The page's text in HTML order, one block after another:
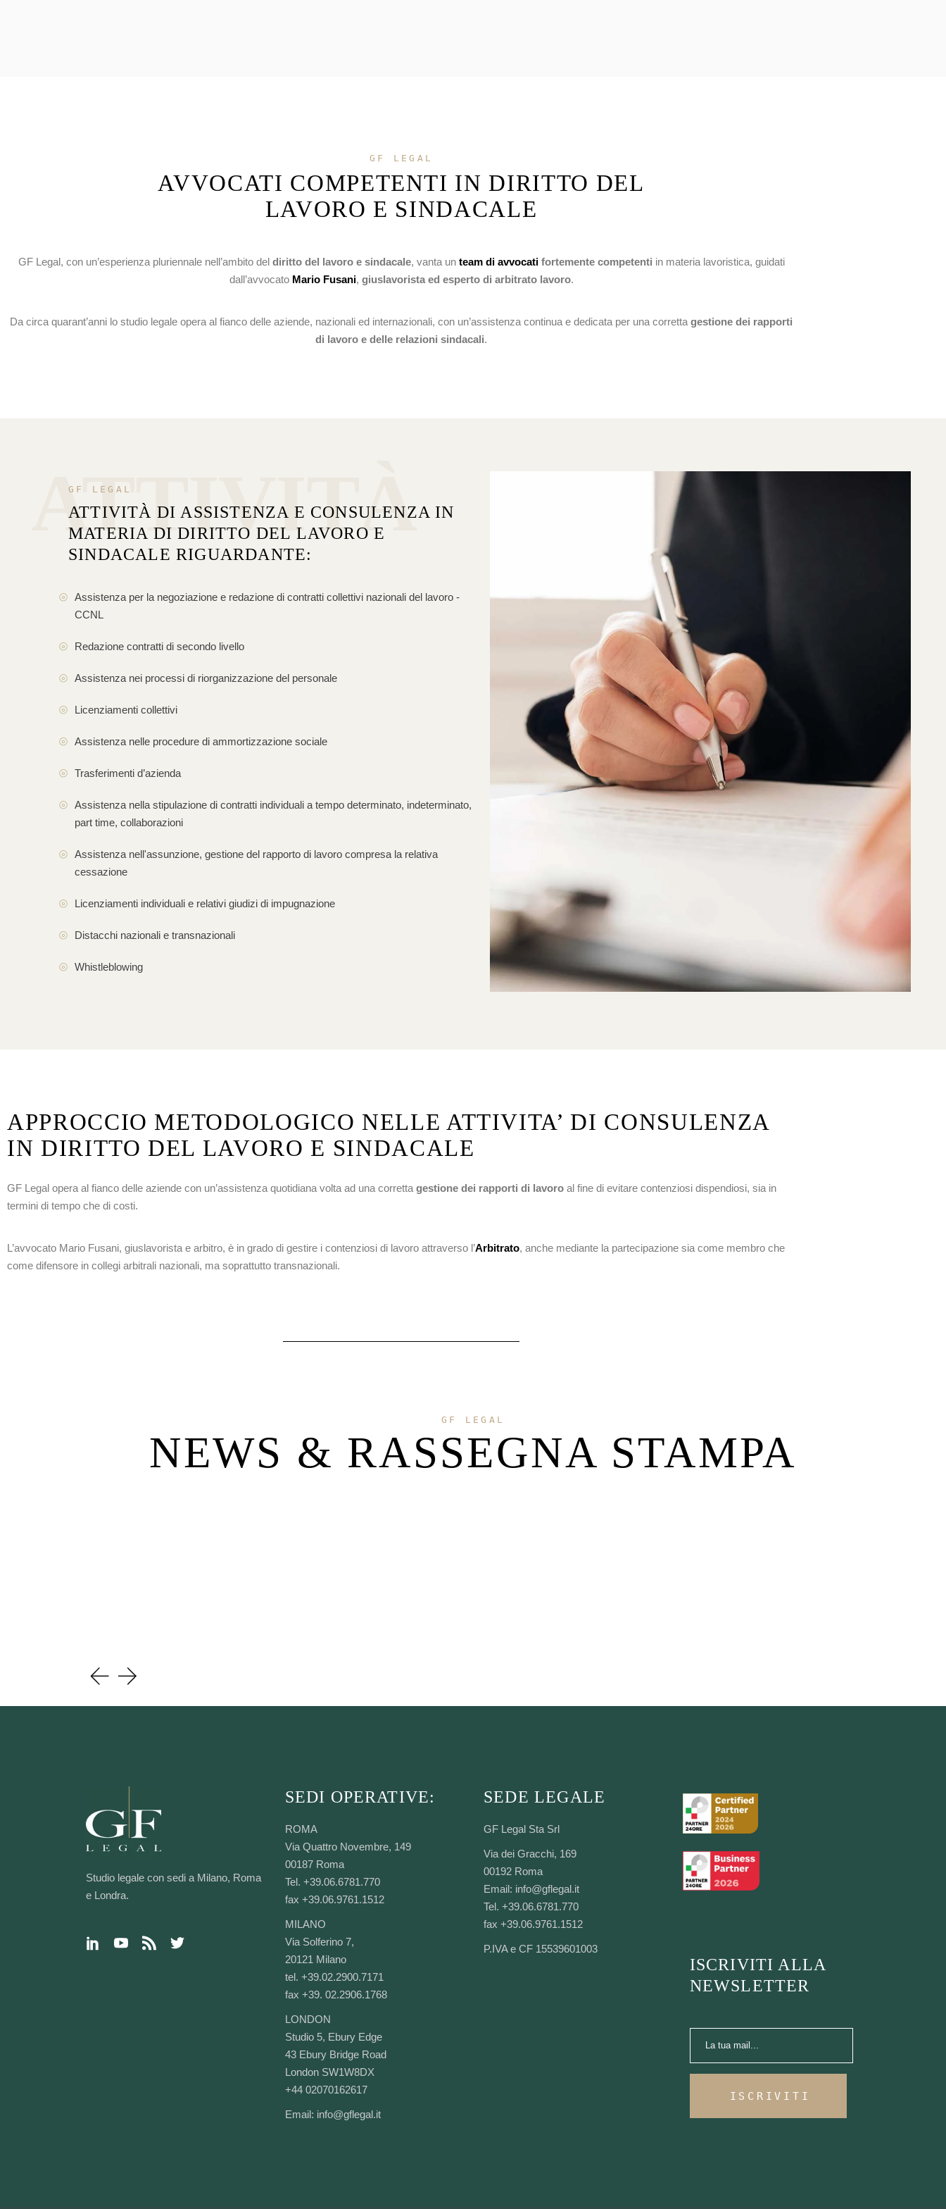
GF LEGAL
AVVOCATI COMPETENTI IN DIRITTO DEL
LAVORO E SINDACALE
GF Legal, con un’esperienza pluriennale nell’ambito del diritto del lavoro e sindacale, vanta un team di avvocatifortemente competenti in materia lavoristica, guidati
dall’avvocato Mario Fusani, giuslavorista ed esperto di arbitrato lavoro.
Da circa quarant’anni lo studio legale opera al fianco delle aziende, nazionali ed internazionali, con un’assistenza continua e dedicata per una corretta gestione dei rapporti
di lavoro e delle relazioni sindacali.
ATTIVITÀ
GF LEGAL
ATTIVITÀ DI ASSISTENZA E CONSULENZA IN
MATERIA DI DIRITTO DEL LAVORO E
SINDACALE RIGUARDANTE:
Assistenza per la negoziazione e redazione di contratti collettivi nazionali del lavoro -
CCNL
Redazione contratti di secondo livello
Assistenza nei processi di riorganizzazione del personale
Licenziamenti collettivi
Assistenza nelle procedure di ammortizzazione sociale
Trasferimenti d’azienda
Assistenza nella stipulazione di contratti individuali a tempo determinato, indeterminato,
part time, collaborazioni
Assistenza nell'assunzione, gestione del rapporto di lavoro compresa la relativa
cessazione
Licenziamenti individuali e relativi giudizi di impugnazione
Distacchi nazionali e transnazionali
Whistleblowing
APPROCCIO METODOLOGICO NELLE ATTIVITA’ DI CONSULENZA
IN DIRITTO DEL LAVORO E SINDACALE
GF Legal opera al fianco delle aziende con un’assistenza quotidiana volta ad una corretta gestione dei rapporti di lavoro al fine di evitare contenziosi dispendiosi, sia in
termini di tempo che di costi.
L’avvocato Mario Fusani, giuslavorista e arbitro, è in grado di gestire i contenziosi di lavoro attraverso l’Arbitrato, anche mediante la partecipazione sia come membro che
come difensore in collegi arbitrali nazionali, ma soprattutto transnazionali.
GF LEGAL
NEWS & RASSEGNA STAMPA
Studio legale con sedi a Milano, Roma
e Londra.
SEDI OPERATIVE:
ROMA
Via Quattro Novembre, 149
00187 Roma
Tel. +39.06.6781.770
fax +39.06.9761.1512
MILANO
Via Solferino 7,
20121 Milano
tel. +39.02.2900.7171
fax +39. 02.2906.1768
LONDON
Studio 5, Ebury Edge
43 Ebury Bridge Road
London SW1W8DX
+44 02070162617
Email: info@gflegal.it
SEDE LEGALE
GF Legal Sta Srl
Via dei Gracchi, 169
00192 Roma
Email: info@gflegal.it
Tel. +39.06.6781.770
fax +39.06.9761.1512
P.IVA e CF 15539601003
ISCRIVITI ALLA
NEWSLETTER
ISCRIVITI